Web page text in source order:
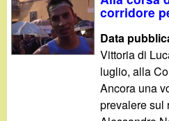
.
i
r
i
c
qui
corridore
Data
Vittoria di
luglio, alla
Ancora una
prevalere sul